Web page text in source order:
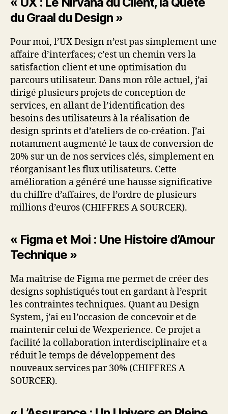
du Graal du Design »
Pour moi, l’UX Design n’est pas simplement une
affaire d’interfaces; c’est un chemin vers la
satisfaction client et une optimisation du
parcours utilisateur. Dans mon rôle actuel, j’ai
dirigé plusieurs projets de conception de
services, en allant de l’identification des
besoins des utilisateurs à la réalisation de
design sprints et d’ateliers de co-création. J’ai
notamment augmenté le taux de conversion de
20% sur un de nos services clés, simplement en
réorganisant les flux utilisateurs. Cette
amélioration a généré une hausse significative
du chiffre d’affaires, de l’ordre de plusieurs
millions d’euros (CHIFFRES A SOURCER).
« Figma et Moi : Une Histoire d’Amour
Technique »
Ma maîtrise de Figma me permet de créer des
designs sophistiqués tout en gardant à l’esprit
les contraintes techniques. Quant au Design
System, j’ai eu l’occasion de concevoir et de
maintenir celui de Wexperience. Ce projet a
facilité la collaboration interdisciplinaire et a
réduit le temps de développement des
nouveaux services par 30% (CHIFFRES A
SOURCER).